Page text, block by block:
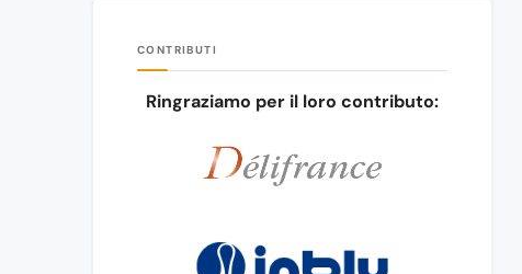
CONTRIBUTI
Ringraziamo per il loro contributo: